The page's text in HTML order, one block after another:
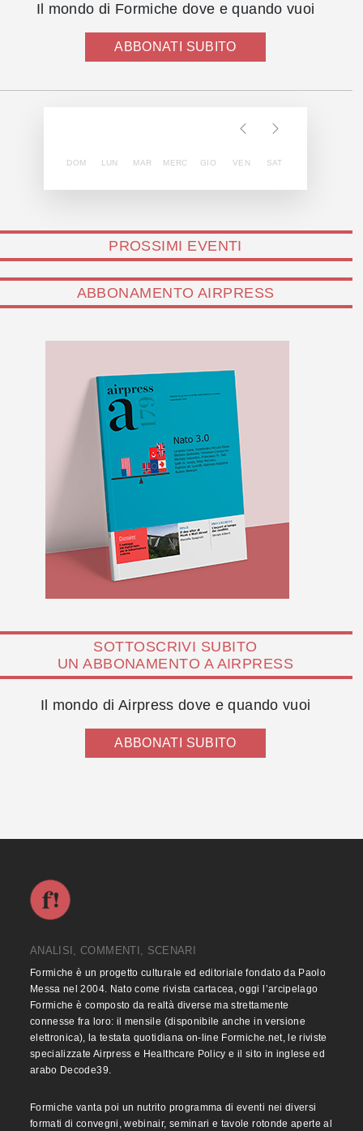
Il mondo di Formiche dove e quando vuoi
ABBONATI SUBITO
DOM LUN MAR MERC GIO VEN SAT
PROSSIMI EVENTI
ABBONAMENTO AIRPRESS
SOTTOSCRIVI SUBITO
UN ABBONAMENTO A AIRPRESS
Il mondo di Airpress dove e quando vuoi
ABBONATI SUBITO
ANALISI, COMMENTI, SCENARI
Formiche è un progetto culturale ed editoriale fondato da Paolo
Messa nel 2004. Nato come rivista cartacea, oggi l’arcipelago
Formiche è composto da realtà diverse ma strettamente
connesse fra loro: il mensile (disponibile anche in versione
elettronica), la testata quotidiana on-line Formiche.net, le riviste
specializzate Airpress e Healthcare Policy e il sito in inglese ed
arabo Decode39.
Formiche vanta poi un nutrito programma di eventi nei diversi
formati di convegni, webinair, seminari e tavole rotonde aperte al